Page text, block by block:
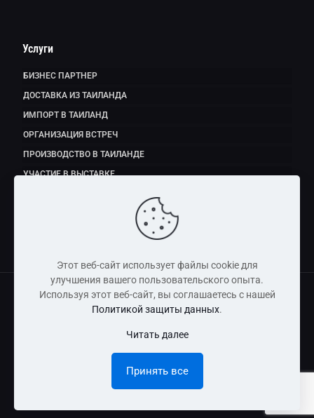
Услуги
БИЗНЕС ПАРТНЕР
ДОСТАВКА ИЗ ТАИЛАНДА
ИМПОРТ В ТАИЛАНД
ОРГАНИЗАЦИЯ ВСТРЕЧ
ПРОИЗВОДСТВО В ТАИЛАНДЕ
УЧАСТИЕ В ВЫСТАВКЕ
Copyright © 2011 - 2026 Dmitry Fedorov (Thailand) Co., Ltd
офертой.
Этот веб-сайт использует файлы cookie для
улучшения вашего пользовательского опыта.
Используя этот веб-сайт, вы соглашаетесь с нашей
Политикой защиты данных.
Читать далее
Принять все